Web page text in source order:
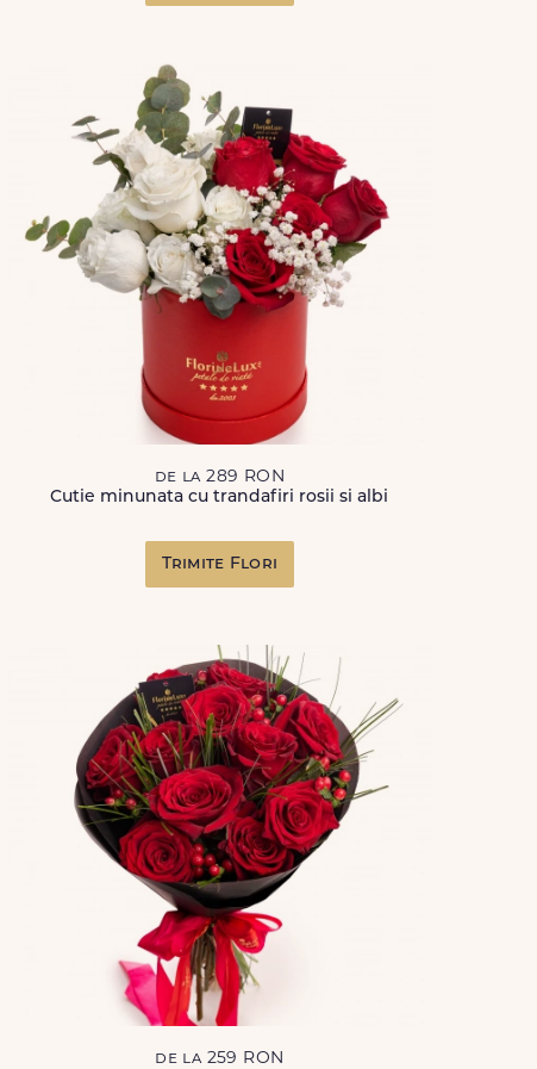
de la 289 RON
Cutie minunata cu trandafiri rosii si albi
Trimite Flori
de la 259 RON